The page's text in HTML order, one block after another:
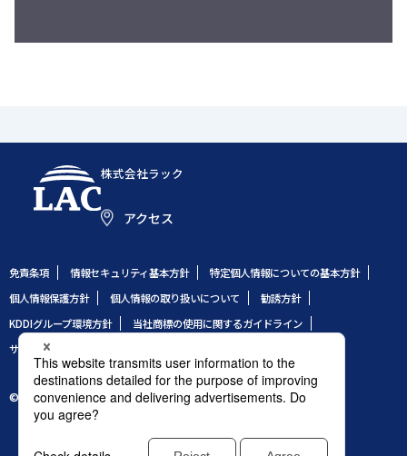
株式会社ラック
アクセス
免責条項 情報セキュリティ基本方針
特定個人情報についての基本方針
個人情報保護方針
個人情報の取り扱いについて
勧誘方針
KDDIグループ環境方針
当社商標の使用に関するガイドライン
サイトのご利用条件
© 1995 LAC Co., Ltd.